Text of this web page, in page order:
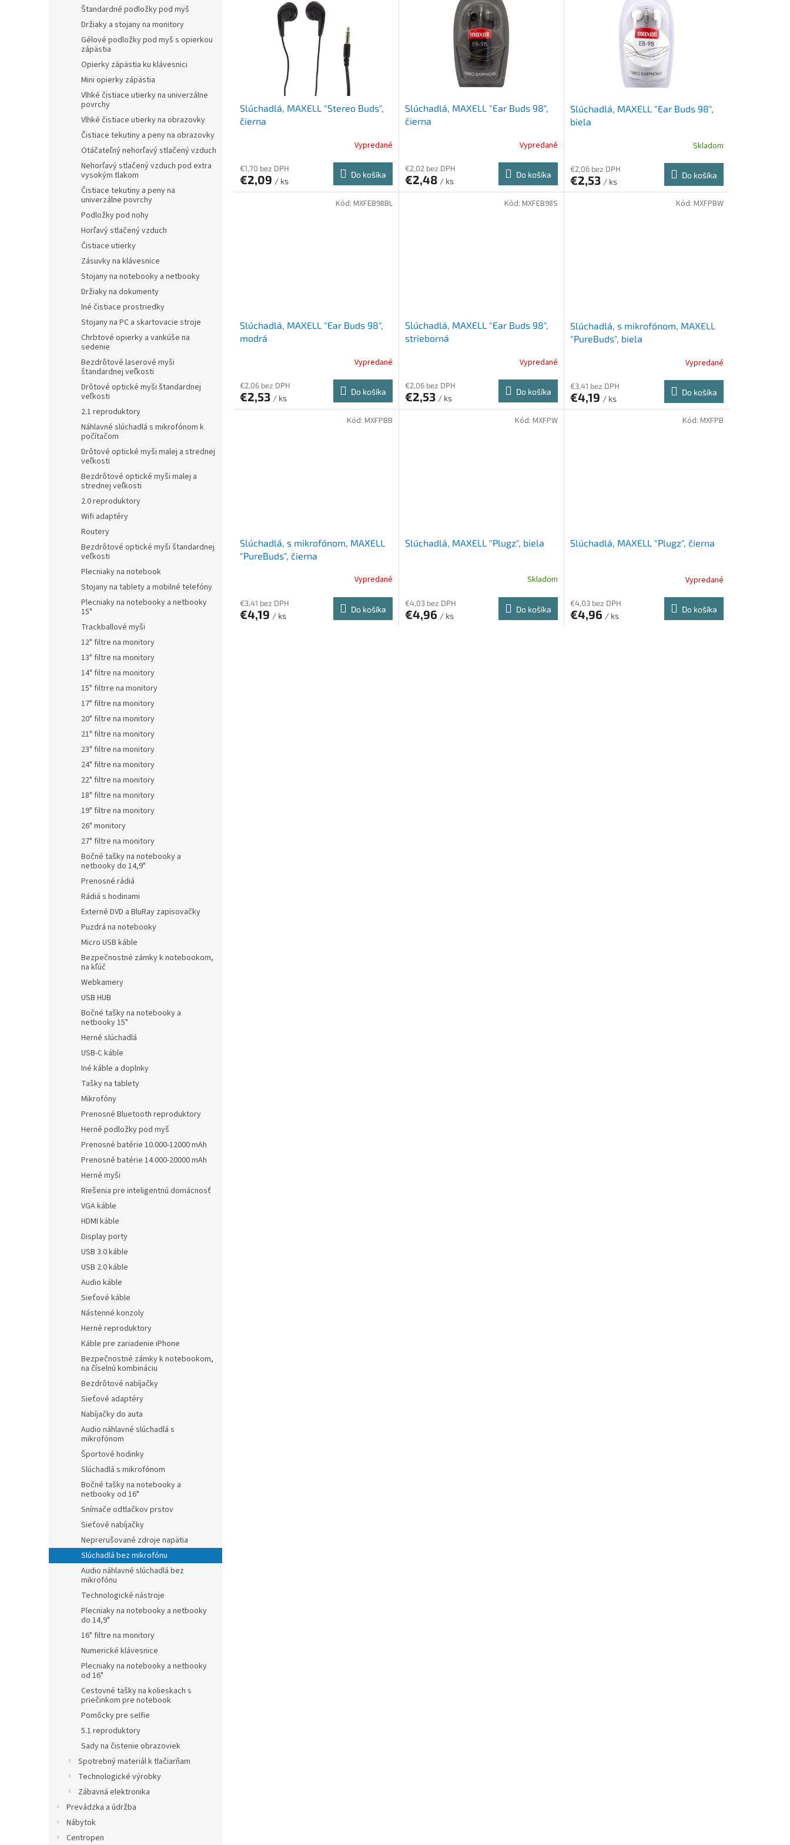
Štandardné podložky pod myš
Držiaky a stojany na monitory
Gélové podložky pod myš s opierkou
zápästia
Opierky zápästia ku klávesnici
Mini opierky zápästia
Vlhké čistiace utierky na univerzálne
povrchy
Vlhké čistiace utierky na obrazovky
Čistiace tekutiny a peny na obrazovky
Otáčateľný nehorľavý stlačený vzduch
Nehorľavý stlačený vzduch pod extra
vysokým tlakom
Čistiace tekutiny a peny na
univerzálne povrchy
Podložky pod nohy
Horľavý stlačený vzduch
Čistiace utierky
Zásuvky na klávesnice
Stojany na notebooky a netbooky
Držiaky na dokumenty
Iné čistiace prostriedky
Stojany na PC a skartovacie stroje
Chrbtové opierky a vankúše na
sedenie
Bezdrôtové laserové myši
štandardnej veľkosti
Drôtové optické myši štandardnej
veľkosti
2.1 reproduktory
Náhlavné slúchadlá s mikrofónom k
počítačom
Drôtové optické myši malej a strednej
veľkosti
Bezdrôtové optické myši malej a
strednej veľkosti
2.0 reproduktory
Wifi adaptéry
Routery
Bezdrôtové optické myši štandardnej
veľkosti
Plecniaky na notebook
Stojany na tablety a mobilné telefóny
Plecniaky na notebooky a netbooky
15"
Trackballové myši
12" filtre na monitory
13" filtre na monitory
14" filtre na monitory
15" filtrre na monitory
17" filtre na monitory
20" filtre na monitory
21" filtre na monitory
23" filtre na monitory
24" filtre na monitory
22" filtre na monitory
18" filtre na monitory
19" filtre na monitory
26" monitory
27" filtre na monitory
Bočné tašky na notebooky a
netbooky do 14,9"
Prenosné rádiá
Rádiá s hodinami
Externé DVD a BluRay zapisovačky
Puzdrá na notebooky
Micro USB káble
Bezpečnostné zámky k notebookom,
na kľúč
Webkamery
USB HUB
Bočné tašky na notebooky a
netbooky 15"
Herné slúchadlá
USB-C káble
Iné káble a doplnky
Tašky na tablety
Mikrofóny
Prenosné Bluetooth reproduktory
Herné podložky pod myš
Prenosné batérie 10.000-12000 mAh
Prenosné batérie 14.000-20000 mAh
Herné myši
Riešenia pre inteligentnú domácnosť
VGA káble
HDMI káble
Display porty
USB 3.0 káble
USB 2.0 káble
Audio káble
Sieťové káble
Nástenné konzoly
Herné reproduktory
Káble pre zariadenie iPhone
Bezpečnostné zámky k notebookom,
na číselnú kombináciu
Bezdrôtové nabíjačky
Sieťové adaptéry
Nabíjačky do auta
Audio náhlavné slúchadlá s
mikrofónom
Športové hodinky
Slúchadlá s mikrofónom
Bočné tašky na notebooky a
netbooky od 16"
Snímače odtlačkov prstov
Sieťové nabíjačky
Neprerušované zdroje napätia
Slúchadlá bez mikrofónu
Audio náhlavné slúchadlá bez
mikrofónu
Technologické nástroje
Plecniaky na notebooky a netbooky
do 14,9"
16" filtre na monitory
Numerické klávesnice
Plecniaky na notebooky a netbooky
od 16"
Cestovné tašky na kolieskach s
priečinkom pre notebook
Pomôcky pre selfie
5.1 reproduktory
Sady na čistenie obrazoviek
Spotrebný materiál k tlačiarňam
Technologické výrobky
Zábavná elektronika
Prevádzka a údržba
Nábytok
Centropen
Slúchadlá, MAXELL "Stereo Buds",
čierna
Vypredané
€1,70 bez DPH
€2,09 / ks
Do košíka
Slúchadlá, MAXELL "Ear Buds 98",
čierna
Vypredané
€2,02 bez DPH
€2,48 / ks
Do košíka
Slúchadlá, MAXELL "Ear Buds 98",
biela
Skladom
€2,06 bez DPH
€2,53 / ks
Do košíka
Slúchadlá, MAXELL "Ear Buds 98",
modrá
Vypredané
€2,06 bez DPH
€2,53 / ks
Do košíka
Kód: MXFEB98BL
Slúchadlá, MAXELL "Ear Buds 98",
strieborná
Vypredané
€2,06 bez DPH
€2,53 / ks
Do košíka
Kód: MXFEB98S
Slúchadlá, s mikrofónom, MAXELL
"PureBuds", biela
Vypredané
€3,41 bez DPH
€4,19 / ks
Do košíka
Kód: MXFPBW
Slúchadlá, s mikrofónom, MAXELL
"PureBuds", čierna
Vypredané
€3,41 bez DPH
€4,19 / ks
Do košíka
Kód: MXFPBB
Slúchadlá, MAXELL "Plugz", biela
Skladom
€4,03 bez DPH
€4,96 / ks
Do košíka
Kód: MXFPW
Slúchadlá, MAXELL "Plugz", čierna
Vypredané
€4,03 bez DPH
€4,96 / ks
Do košíka
Kód: MXFPB